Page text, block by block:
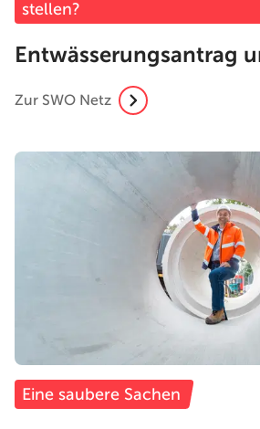
stellen?
Entwässerungsantrag
Zur SWO Netz
Eine saubere Sachen